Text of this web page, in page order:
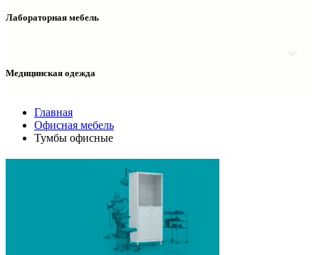
Столы рабочие
Шкафы колонки
Шкафы колонки медицинские
Лабораторная мебель
Тумбы мойки лабораторные
Медицинская одежда
Главная
Офисная мебель
Тумбы офисные